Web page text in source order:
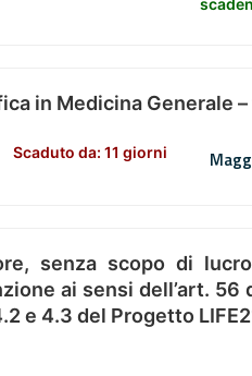
in Medicina Generale
Scaduto da: 11 giorni
senza scopo di
ai sensi dell’art. 56
4.3 del Progetto